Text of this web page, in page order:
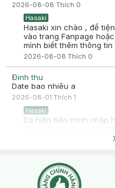
Hasaki xin chào! Hasaki
đánh giá. Sự hài lòng
Hasaki ngày càng phát
Cảm ơn bạn đã tin
2026-08-08 Thích 0
Hasaki
Hasaki xin chào , để
vào trang Fanpage
mình biết thêm thông
2026-08-08 Thích 0
Đinh thu
Date bao nhiêu a
2026-08-01 Thích 1
Hasaki
Dạ hiện bên mình nhập
được ý. Tuy nhiên, sản